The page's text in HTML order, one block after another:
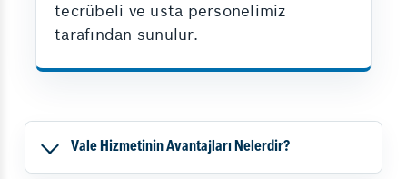
tecrübeli ve usta personelimiz
tarafından sunulur.
Vale Hizmetinin Avantajları Nelerdir?